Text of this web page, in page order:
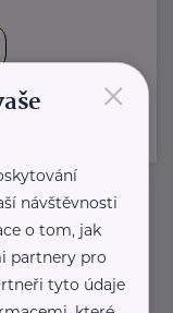
na každý den,
×
návštěvnosti
o tom, jak
partnery pro
tyto údaje